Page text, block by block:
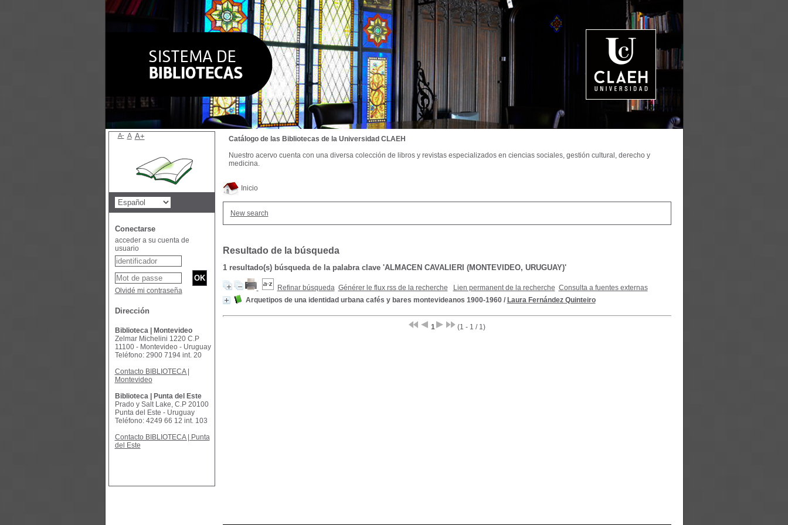
Inicio
New search
Resultado de la búsqueda
1 resultado(s) búsqueda de la palabra clave 'ALMACEN CAVALIERI (MONTEVIDEO, URUGUAY)'
Refinar búsqueda Générer le flux rss de la recherche Lien permanent de la recherche Consulta a fuentes externas
Arquetipos de una identidad urbana cafés y bares montevideanos 1900-1960/ Laura Fernández Quinteiro
1 (1 - 1 / 1)
Catálogo de las Bibliotecas de la Universidad CLAEH
Nuestro acervo cuenta con una diversa colección de libros y revistas especializados en ciencias sociales, gestión cultural, derecho y
medicina.
A- A A+
Conectarse
acceder a su cuenta de
usuario
Olvidé mi contraseña
Dirección
Biblioteca | Montevideo
Zelmar Michelini 1220 C.P
11100 - Montevideo - Uruguay
Teléfono: 2900 7194 int. 20
Contacto BIBLIOTECA |
Montevideo
Biblioteca | Punta del Este
Prado y Salt Lake, C.P 20100
Punta del Este - Uruguay
Teléfono: 4249 66 12 int. 103
Contacto BIBLIOTECA | Punta
del Este